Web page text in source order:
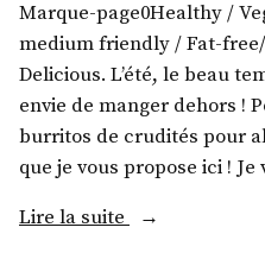
Marque-page0Healthy /
medium friendly / Fat-
Delicious. L’été, le beau
envie de manger dehors !
burritos de crudités pour
que je vous propose ici !
Lire la suite
« Wraps